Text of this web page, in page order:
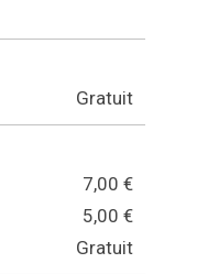
Gratuit
7,00 €
5,00 €
Gratuit